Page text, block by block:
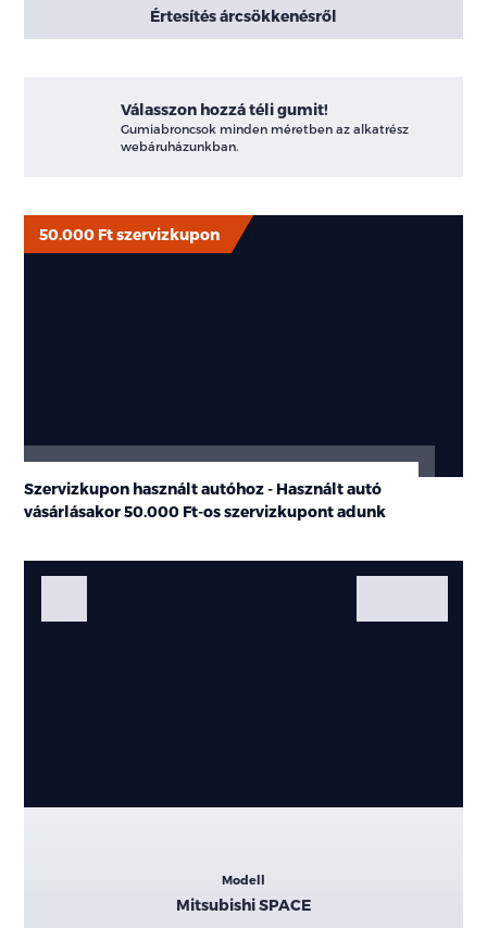
Értesítés árcsökkenésről
Válasszon hozzá téli gumit!
Gumiabroncsok minden méretben az alkatrész
webáruházunkban.
Szervizkupon használt autóhoz - Használt autó
vásárlásakor50.000 Ft-osszervizkupont adunk
50.000 Ft szervizkupon
Galéria
Fotók
Modell
Mitsubishi SPACE